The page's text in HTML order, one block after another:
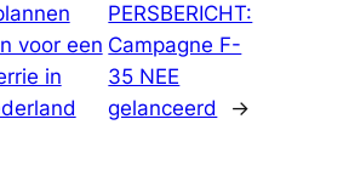
voor een
in
PERSBERICHT:
Campagne F-
35 NEE
gelanceerd
→